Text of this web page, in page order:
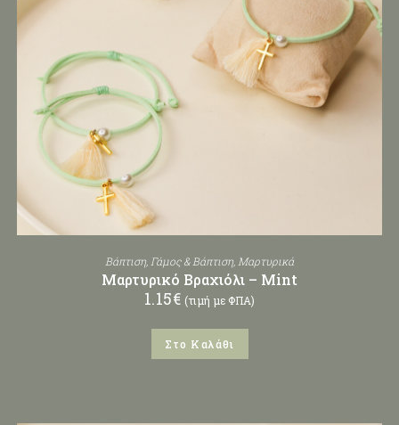
Βάπτιση Γάμος & Βάπτιση Μαρτυρικά
Μαρτυρικό Βραχιόλι – Mint
1.15€ (τιμή με ΦΠΑ)
Στο Καλάθι